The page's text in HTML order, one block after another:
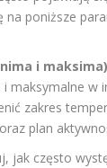
na poniższe
i
maksymalne w
zakres
plan
jak często